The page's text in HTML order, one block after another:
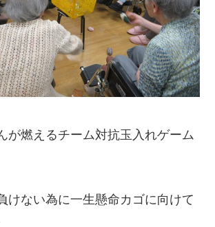
が燃えるチーム対抗玉入れゲーム
けない為に一生懸命カゴに向けて